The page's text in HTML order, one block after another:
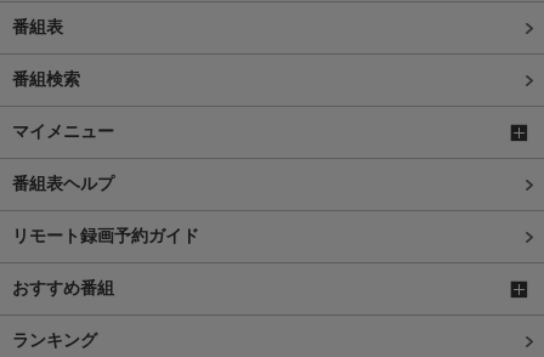
番組表
番組検索
マイメニュー
番組表ヘルプ
リモート録画予約ガイド
おすすめ番組
ランキング